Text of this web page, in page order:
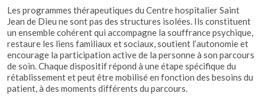
Les programmes thérapeutiques du Centre hospitalier Saint
Jean de Dieu ne sont pas des structures isolées. Ils constituent
un ensemble cohérent qui accompagne la souffrance psychique,
restaure les liens familiaux et sociaux, soutient l’autonomie et
encourage la participation active de la personne à son parcours
de soin. Chaque dispositif répond à une étape spécifique du
rétablissement et peut être mobilisé en fonction des besoins du
patient, à des moments différents du parcours.